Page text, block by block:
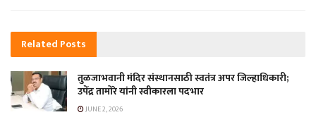
Related Posts
तुळजाभवानी मंदिर संस्थानसाठी स्वतंत्र अपर जिल्हाधिकारी;
उपेंद्र तामोरे यांनी स्वीकारला पदभार
JUNE 2, 2026